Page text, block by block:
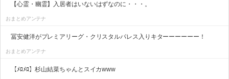
【心霊・幽霊】入居者はいないはずなのに・・・。
おまとめアンテナ
冨安健洋がプレミアリーグ・クリスタルパレス入りキターーーーーー！
おまとめアンテナ
【ﾒﾛﾒﾛ】杉山結菜ちゃんとスイカwww